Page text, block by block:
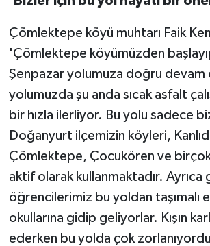
Çömlektepe köyü muhtarı Faik
'Çömlektepe köyümüzden
Şenpazar yolumuza doğru devam
yolumuzda şu anda sıcak asfalt
bir hızla ilerliyor. Bu yolu sadece
Doğanyurt ilçemizin köyleri,
Çömlektepe, Çocukören ve
aktif olarak kullanmaktadır. Ayrıca
öğrencilerimiz bu yoldan taşımalı
okullarına gidip geliyorlar. Kışın
ederken bu yolda çok